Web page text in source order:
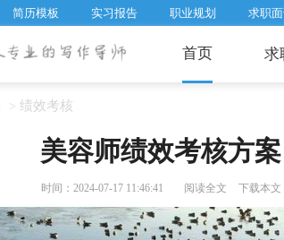
简历模板 实习报告 职业规划 求职
首页 求
> 绩效考核
美容师绩效考核方案
时间：2024-07-17 11:46:41 阅读全文 下载本文